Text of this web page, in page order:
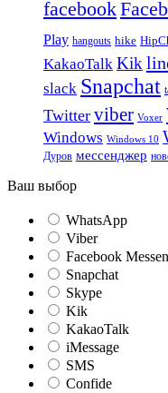
facebook
Play hangouts hike
KakaoTalk Kik
slack Snapchat
Twitter viber Voxer
Windows Windows 10
Дуров мессенджер
Ваш выбор
WhatsApp
Viber
Facebook
Snapchat
Skype
Kik
KakaoTalk
iMessage
SMS
Confide